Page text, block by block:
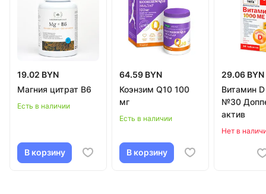
19.02 BYN
Магния цитрат В6
Есть в наличии
В корзину
64.59 BYN
Коэнзим Q10 100
мг
Есть в наличии
В корзину
29.06 BYN
Витамин
№30
актив
Нет в